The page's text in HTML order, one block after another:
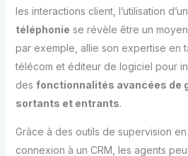
les interactions client, l’utilisation d’un
téléphonie se révèle être un
par exemple, allie son expertise en
télécom et éditeur de logiciel pour
des fonctionnalités avancées de
sortants et entrants.
Grâce à des outils de supervision
connexion à un CRM, les agents